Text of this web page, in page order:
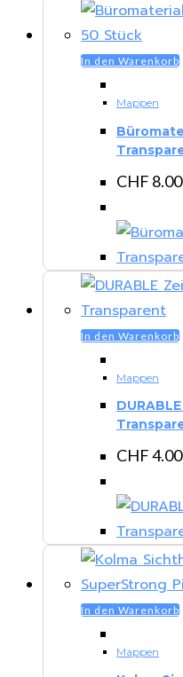
In den Warenkorb
Mappen
CHF 8.00
In den Warenkorb
Mappen
CHF4.00
In den Warenkorb
Mappen